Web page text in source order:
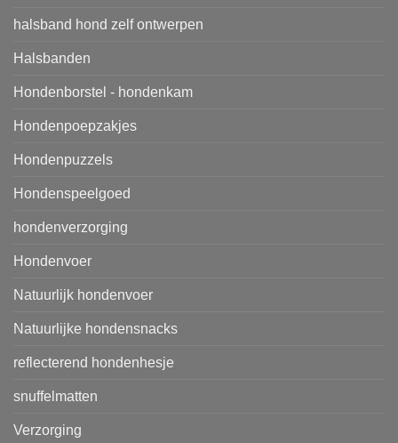
halsband hond zelf ontwerpen
Halsbanden
Hondenborstel - hondenkam
Hondenpoepzakjes
Hondenpuzzels
Hondenspeelgoed
hondenverzorging
Hondenvoer
Natuurlijk hondenvoer
Natuurlijke hondensnacks
reflecterend hondenhesje
snuffelmatten
Verzorging